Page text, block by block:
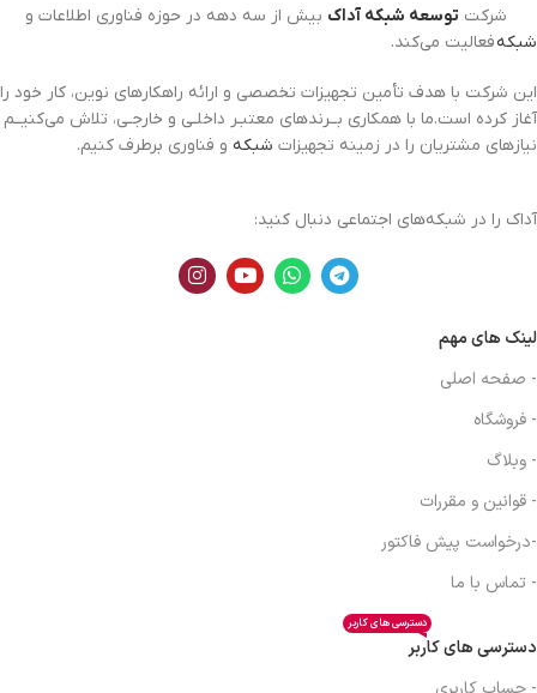
شرکت توسعه شبکه آداک بیش از سه دهه در حوزه فناوری اطلاعات و
شبکهفعالیت می‌کند.
این شرکت با هدف تأمین تجهیزات تخصصی و ارائه راهکارهای نوین، کار خود را
آغاز کرده است.ما با همکاری بــرندهای معتبـر داخلـی و خارجـی، تلاش می‌کنیــم
نیازهای مشتریان را در زمینه تجهیزات شبکه و فناوری برطرف کنیم.
آداک را در شبکه‌های اجتماعی دنبال کنید:
لینک های مهم
- صفحه اصلی
- فروشگاه
- وبلاگ
- قوانین و مقررات
-درخواست پیش فاکتور
- تماس با ما
دسترسی های کاربر
دسترسی های کاربر